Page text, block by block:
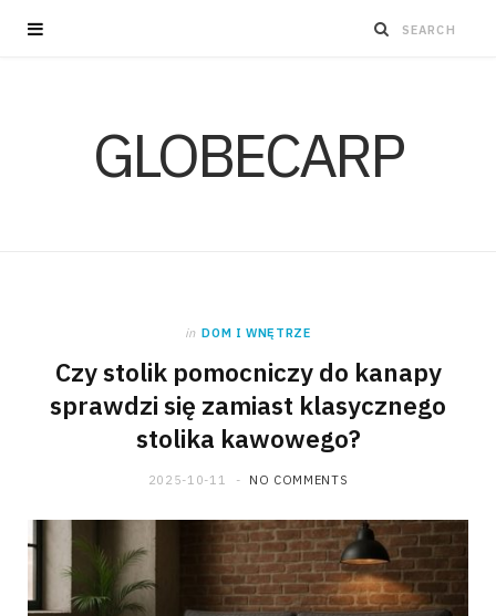
GLOBECARP
in DOM I WNĘTRZE
Czy stolik pomocniczy do kanapy
sprawdzi się zamiast klasycznego
stolika kawowego?
2025-10-11 NO COMMENTS